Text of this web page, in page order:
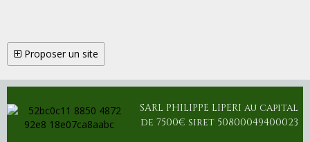
Proposer un site
SARL PHILIPPE LIPERI au capital
de 7500€ siret 50800049400023